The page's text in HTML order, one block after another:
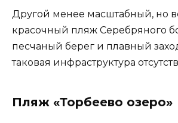
Другой менее масштабный, но
красочный пляж Серебряного
песчаный берег и плавный
таковая инфраструктура
Пляж «Торбеево озеро»